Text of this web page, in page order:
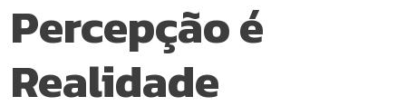
Percepção é
Realidade